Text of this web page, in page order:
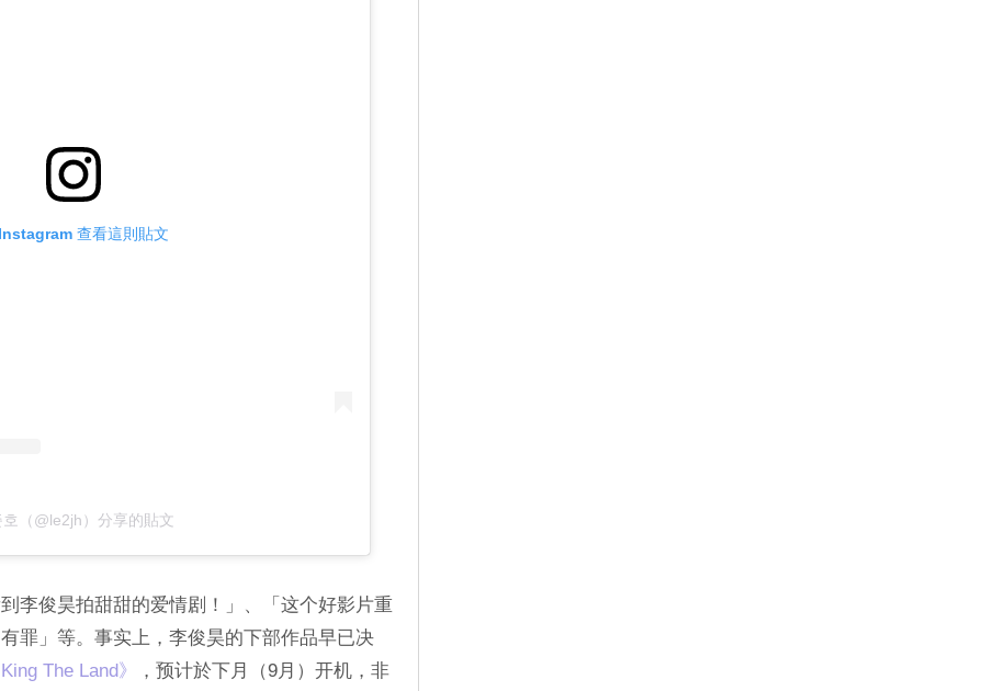
查看這則貼文
（@le2jh）分享的貼文
李俊昊拍甜甜的爱情剧！」、「这个好影片重
罪」等。事实上，李俊昊的下部作品早已决
The Land》
，预计於下月（9月）开机，非